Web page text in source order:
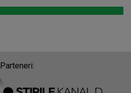
Parteneri: